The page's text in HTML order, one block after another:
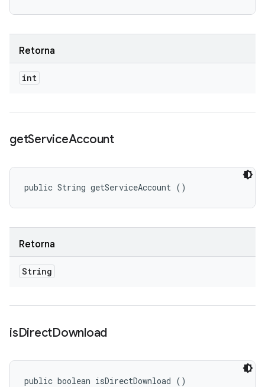
Retorna
int
getServiceAccount
public String getServiceAccount ()
Retorna
String
isDirectDownload
public boolean isDirectDownload ()